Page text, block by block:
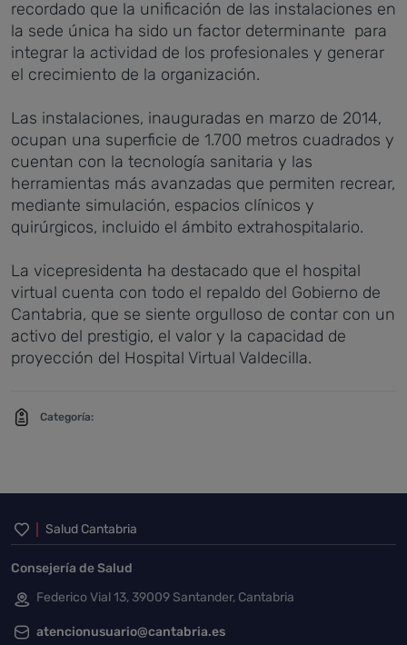
recordado que la unificación de las instalaciones en
la sede única ha sido un factor determinante para
integrar la actividad de los profesionales y generar
el crecimiento de la organización.
Las instalaciones, inauguradas en marzo de 2014,
ocupan una superficie de 1.700 metros cuadrados y
cuentan con la tecnología sanitaria y las
herramientas más avanzadas que permiten recrear,
mediante simulación, espacios clínicos y
quirúrgicos, incluido el ámbito extrahospitalario.
La vicepresidenta ha destacado que el hospital
virtual cuenta con todo el repaldo del Gobierno de
Cantabria, que se siente orgulloso de contar con un
activo del prestigio, el valor y la capacidad de
proyección del Hospital Virtual Valdecilla.
Categoría:
Inicio del pie de página
Salud Cantabria
Consejería de Salud
Federico Vial 13, 39009 Santander, Cantabria
atencionusuario@cantabria.es